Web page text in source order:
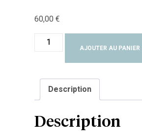
60,00€
AJOUTER AU PANIER
Description
Description